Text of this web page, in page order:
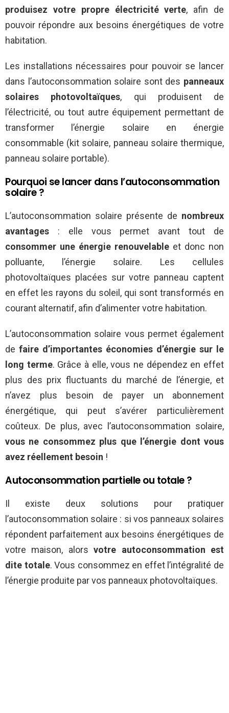
produisez votre propre électricité verte, afin de
pouvoir répondre aux besoins énergétiques de votre
habitation.
Les installations nécessaires pour pouvoir se lancer
dans l’autoconsommation solaire sont des panneaux
solaires photovoltaïques, qui produisent de
l’électricité, ou tout autre équipement permettant de
transformer l’énergie solaire en énergie
consommable (kit solaire, panneau solaire thermique,
panneau solaire portable).
Pourquoi se lancer dans l’autoconsommation
solaire ?
L’autoconsommation solaire présente de nombreux
avantages : elle vous permet avant tout de
consommer une énergie renouvelable et donc non
polluante, l’énergie solaire. Les cellules
photovoltaïques placées sur votre panneau captent
en effet les rayons du soleil, qui sont transformés en
courant alternatif, afin d’alimenter votre habitation.
L’autoconsommation solaire vous permet également
de faire d’importantes économies d’énergie sur le
long terme. Grâce à elle, vous ne dépendez en effet
plus des prix fluctuants du marché de l’énergie, et
n’avez plus besoin de payer un abonnement
énergétique, qui peut s’avérer particulièrement
coûteux. De plus, avec l’autoconsommation solaire,
vous ne consommez plus que l’énergie dont vous
avez réellement besoin !
Autoconsommation partielle ou totale ?
Il existe deux solutions pour pratiquer
l’autoconsommation solaire : si vos panneaux solaires
répondent parfaitement aux besoins énergétiques de
votre maison, alorsvotre autoconsommation est
dite totale. Vous consommez en effet l’intégralité de
l’énergie produite par vos panneaux photovoltaïques.